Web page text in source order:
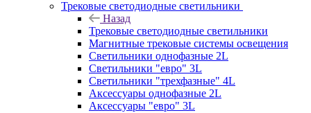
Трековые светодиодные светильники
Назад
Трековые светодиодные светильники
Магнитные трековые системы освещения
Светильники однофазные 2L
Светильники "евро" 3L
Светильники "трехфазные" 4L
Аксессуары однофазные 2L
Аксессуары "евро" 3L